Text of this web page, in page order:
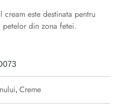
este destinata pentru
petelor din zona fetei.
, Creme